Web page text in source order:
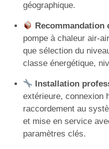
géographique.
Recommandation
pompe à chaleur air-
que sélection du
classe énergétique,
Installation
extérieure, connexion
raccordement au
et mise en service
paramètres clés.